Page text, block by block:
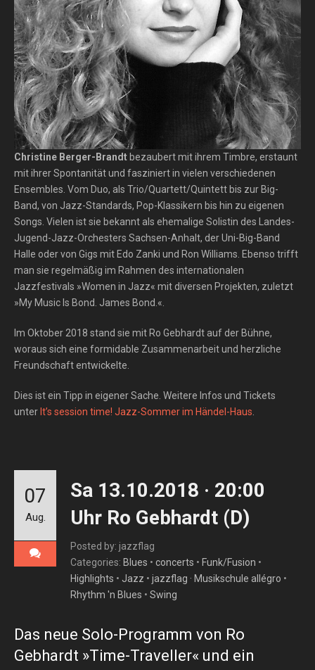
Christine Berger-Brandt bezaubert mit ihrem Timbre, erstaunt
mit ihrer Spontanität und fasziniert in vielen verschiedenen
Ensembles. Vom Duo, als Trio/Quartett/Quintett bis zur Big-
Band, von Jazz-Standards, Pop-Klassikern bis hin zu eigenen
Songs. Vielen ist sie bekannt als ehemalige Solistin des Landes-
Jugend-Jazz-Orchesters Sachsen-Anhalt, der Uni-Big-Band
Halle oder von Gigs mit Edo Zanki und Ron Williams. Ebenso trifft
man sie regelmäßig im Rahmen des internationalen
Jazzfestivals »Women in Jazz« mit diversen Projekten, zuletzt
»My Music Is Bond. James Bond.«.
Im Oktober 2018 stand sie mit Ro Gebhardt auf der Bühne,
woraus sich eine formidable Zusammenarbeit und herzliche
Freundschaft entwickelte.
Dies ist ein Tipp in eigener Sache. Weitere Infos und Tickets
unter It’s session time! Jazz-Sommer im Händel-Haus
Sa 13.10.2018 · 20:00
Uhr Ro Gebhardt (D)
Posted by: jazzflag
Categories: Blues • concerts • Funk/Fusion •
Highlights • Jazz • jazzflag · Musikschule allégro •
Rhythm 'n Blues • Swing
07
Aug.
Das neue Solo-Programm von Ro
Gebhardt »Time-Traveller« und ein